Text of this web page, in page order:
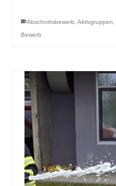
Abschnittsbewerb Aktivgruppen
Bewerb